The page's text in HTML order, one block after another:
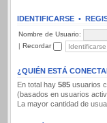
IDENTIFICARSE •
Nombre de Usuario:
| Recordar
¿QUIÉN ESTÁ
En total hay 585 usuarios
(basados en usuarios
La mayor cantidad de